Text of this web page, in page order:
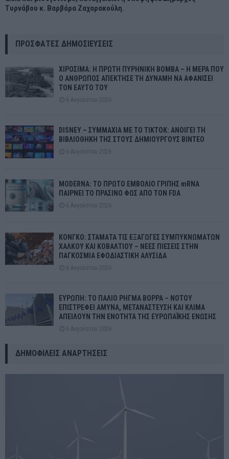
Τυρνάβου κ. Βαρβάρα Ζαχαρακούλη.
ΠΡΌΣΦΑΤΕΣ ΔΗΜΟΣΙΕΎΣΕΙΣ
ΧΙΡΟΣΙΜΑ: Η ΠΡΩΤΗ ΠΥΡΗΝΙΚΗ ΒΟΜΒΑ – Η ΜΕΡΑ ΠΟΥ
Ο ΑΝΘΡΩΠΟΣ ΑΠΕΚΤΗΣΕ ΤΗ ΔΥΝΑΜΗ ΝΑ ΑΦΑΝΙΣΕΙ
ΤΟΝ ΕΑΥΤΟ ΤΟΥ
6 Αυγούστου 2026
DISNEY – ΣΥΜΜΑΧΙΑ ΜΕ ΤΟ TIKTOK: ΑΝΟΙΓΕΙ ΤΗ
ΒΙΒΛΙΟΘΗΚΗ ΤΗΣ ΣΤΟΥΣ ΔΗΜΙΟΥΡΓΟΥΣ ΒΙΝΤΕΟ
6 Αυγούστου 2026
MODERNA: ΤΟ ΠΡΩΤΟ ΕΜΒΟΛΙΟ ΓΡΙΠΗΣ mRNA
ΠΑΙΡΝΕΙ ΤΟ ΠΡΑΣΙΝΟ ΦΩΣ ΑΠΟ ΤΟΝ FDA
6 Αυγούστου 2026
ΚΟΝΓΚΟ: ΣΤΑΜΑΤΑ ΤΙΣ ΕΞΑΓΩΓΕΣ ΣΥΜΠΥΚΝΩΜΑΤΩΝ
ΧΑΛΚΟΥ ΚΑΙ ΚΟΒΑΛΤΙΟΥ – ΝΕΕΣ ΠΙΕΣΕΙΣ ΣΤΗΝ
ΠΑΓΚΟΣΜΙΑ ΕΦΟΔΙΑΣΤΙΚΗ ΑΛΥΣΙΔΑ
6 Αυγούστου 2026
ΕΥΡΩΠΗ: ΤΟ ΠΑΛΙΟ ΡΗΓΜΑ ΒΟΡΡΑ – ΝΟΤΟΥ
ΕΠΙΣΤΡΕΦΕΙ ΑΜΥΝΑ, ΜΕΤΑΝΑΣΤΕΥΣΗ ΚΑΙ ΚΛΙΜΑ
ΑΠΕΙΛΟΥΝ ΤΗΝ ΕΝΟΤΗΤΑ ΤΗΣ ΕΥΡΩΠΑΪΚΗΣ ΕΝΩΣΗΣ
6 Αυγούστου 2026
ΔΗΜΟΦΙΛΕΊΣ ΑΝΑΡΤΉΣΕΙΣ